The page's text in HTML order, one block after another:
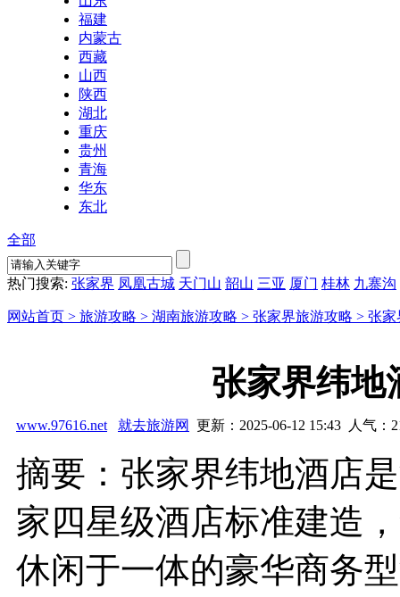
福建
内蒙古
西藏
山西
陕西
湖北
重庆
贵州
青海
华东
东北
全部
热门搜索: 张家界 凤凰古城 天门山 韶山 三亚 厦门 桂林 九寨沟
网站首页 > 旅游攻略 > 湖南旅游攻略 > 张家界旅游攻略 > 张家
张家界纬地
www.97616.net 就去旅游网 更新：2025-06-12 15:43 人气：
摘要：张家界纬地酒店
家四星级酒店标准建造
休闲于一体的豪华商务